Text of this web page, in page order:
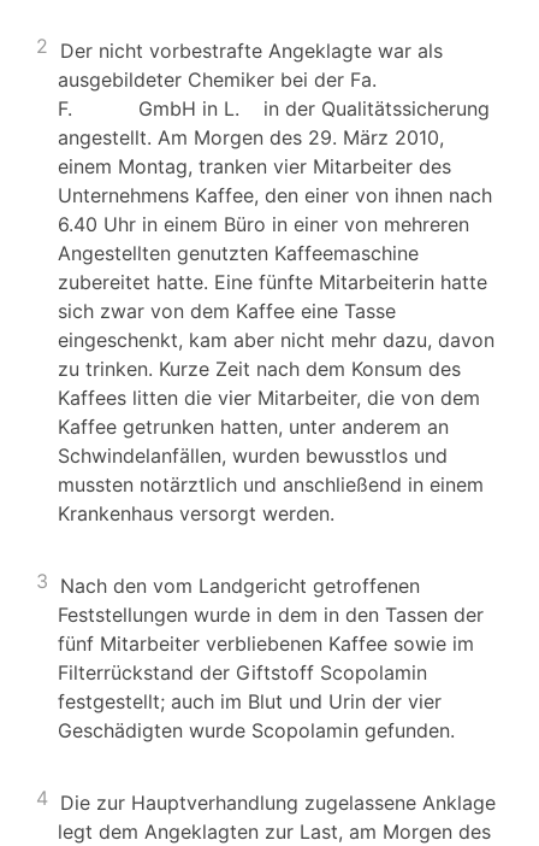
2 Der nicht vorbestrafte Angeklagte war als
ausgebildeter Chemiker bei der Fa.
F. GmbH in L. in der Qualitätssicherung
angestellt. Am Morgen des 29. März 2010,
einem Montag, tranken vier Mitarbeiter des
Unternehmens Kaffee, den einer von ihnen nach
6.40 Uhr in einem Büro in einer von mehreren
Angestellten genutzten Kaffeemaschine
zubereitet hatte. Eine fünfte Mitarbeiterin hatte
sich zwar von dem Kaffee eine Tasse
eingeschenkt, kam aber nicht mehr dazu, davon
zu trinken. Kurze Zeit nach dem Konsum des
Kaffees litten die vier Mitarbeiter, die von dem
Kaffee getrunken hatten, unter anderem an
Schwindelanfällen, wurden bewusstlos und
mussten notärztlich und anschließend in einem
Krankenhaus versorgt werden.
3 Nach den vom Landgericht getroffenen
Feststellungen wurde in dem in den Tassen der
fünf Mitarbeiter verbliebenen Kaffee sowie im
Filterrückstand der Giftstoff Scopolamin
festgestellt; auch im Blut und Urin der vier
Geschädigten wurde Scopolamin gefunden.
4 Die zur Hauptverhandlung zugelassene Anklage
legt dem Angeklagten zur Last, am Morgen des